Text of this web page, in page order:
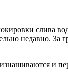
слива
недавно. За
и